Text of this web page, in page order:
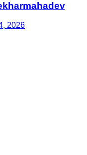
2026